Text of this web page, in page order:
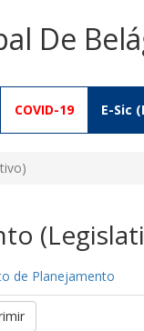
De
COVID-19 E-Sic
de Planejamento